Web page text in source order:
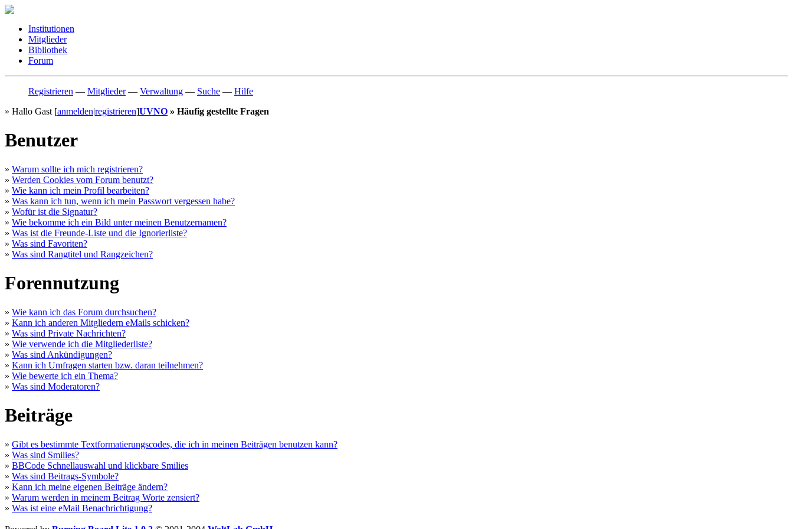
Institutionen
Mitglieder
Bibliothek
Forum
Registrieren — Mitglieder— Verwaltung — Suche — Hilfe
» Hallo Gast [anmelden|registrieren]UVNO » Häufig gestellte Fragen
Benutzer
» Warum sollte ich mich registrieren?
» Werden Cookies vom Forum benutzt?
» Wie kann ich mein Profil bearbeiten?
» Was kann ich tun, wenn ich mein Passwort vergessen habe?
» Wofür ist die Signatur?
» Wie bekomme ich ein Bild unter meinen Benutzernamen?
» Was ist die Freunde-Liste und die Ignorierliste?
» Was sind Favoriten?
» Was sind Rangtitel und Rangzeichen?
Forennutzung
» Wie kann ich das Forum durchsuchen?
» Kann ich anderen Mitgliedern eMails schicken?
» Was sind Private Nachrichten?
» Wie verwende ich die Mitgliederliste?
» Was sind Ankündigungen?
» Kann ich Umfragen starten bzw. daran teilnehmen?
» Wie bewerte ich ein Thema?
» Was sind Moderatoren?
Beiträge
» Gibt es bestimmte Textformatierungscodes, die ich in meinen Beiträgen benutzen kann?
» Was sind Smilies?
» BBCode Schnellauswahl und klickbare Smilies
» Was sind Beitrags-Symbole?
» Kann ich meine eigenen Beiträge ändern?
» Warum werden in meinem Beitrag Worte zensiert?
» Was ist eine eMail Benachrichtigung?